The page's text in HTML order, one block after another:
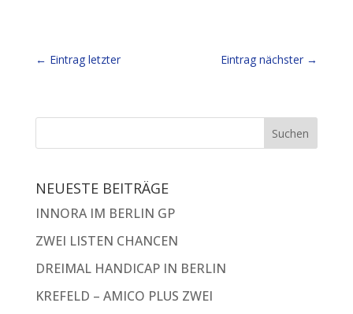
← Eintrag letzter Eintrag nächster →
NEUESTE BEITRÄGE
INNORA IM BERLIN GP
ZWEI LISTEN CHANCEN
DREIMAL HANDICAP IN BERLIN
KREFELD – AMICO PLUS ZWEI